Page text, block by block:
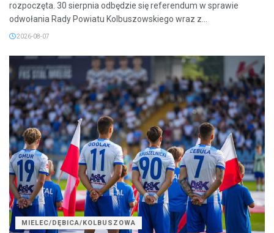
rozpoczęta. 30 sierpnia odbędzie się referendum w sprawie
odwołania Rady Powiatu Kolbuszowskiego wraz z...
2026-08-07
MIELEC/DĘBICA/KOLBUSZOWA